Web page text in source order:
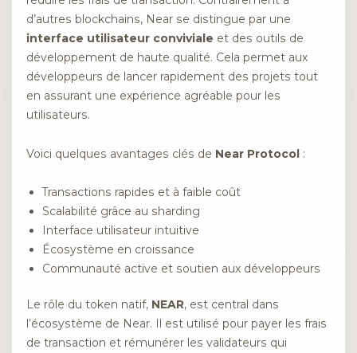
d’autres blockchains, Near se distingue par une
interface utilisateur conviviale et des outils de
développement de haute qualité. Cela permet aux
développeurs de lancer rapidement des projets tout
en assurant une expérience agréable pour les
utilisateurs.
Voici quelques avantages clés de Near Protocol :
Transactions rapides et à faible coût
Scalabilité grâce au sharding
Interface utilisateur intuitive
Écosystème en croissance
Communauté active et soutien aux développeurs
Le rôle du token natif, NEAR, est central dans
l’écosystème de Near. Il est utilisé pour payer les frais
de transaction et rémunérer les validateurs qui